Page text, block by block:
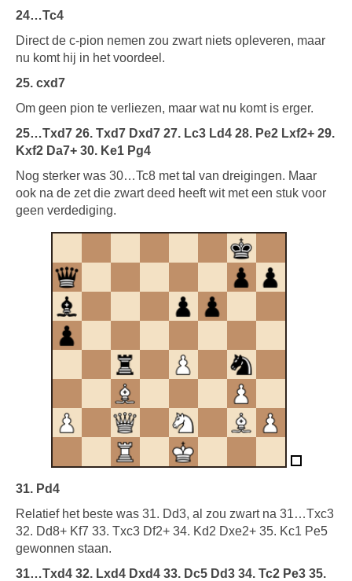
24…Tc4
Direct de c-pion nemen zou zwart niets opleveren, maar
nu komt hij in het voordeel.
25. cxd7
Om geen pion te verliezen, maar wat nu komt is erger.
25…Txd7 26. Txd7 Dxd7 27. Lc3 Ld4 28. Pe2 Lxf2+ 29.
Kxf2 Da7+ 30. Ke1 Pg4
Nog sterker was 30…Tc8 met tal van dreigingen. Maar
ook na de zet die zwart deed heeft wit met een stuk voor
geen verdediging.
31. Pd4
Relatief het beste was 31. Dd3, al zou zwart na 31…Txc3
32. Dd8+ Kf7 33. Txc3 Df2+ 34. Kd2 Dxe2+ 35. Kc1 Pe5
gewonnen staan.
31…Txd4 32. Lxd4 Dxd4 33. Dc5 Dd3 34. Tc2 Pe3 35.